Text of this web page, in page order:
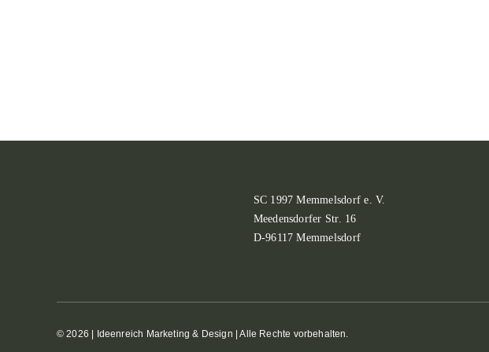
SC 1997 Memmelsdorf e. V.
Meedensdorfer Str. 16
D-96117 Memmelsdorf
© 2026 | Ideenreich Marketing & Design | Alle Rechte vorbehalten.